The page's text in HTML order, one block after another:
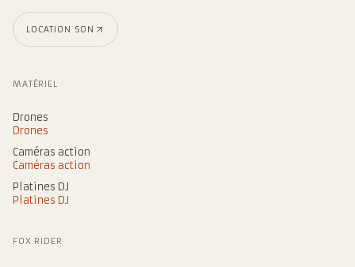
LOCATION SON
MATÉRIEL
Drones
Drones
Caméras action
Caméras action
Platines DJ
Platines DJ
FOX RIDER